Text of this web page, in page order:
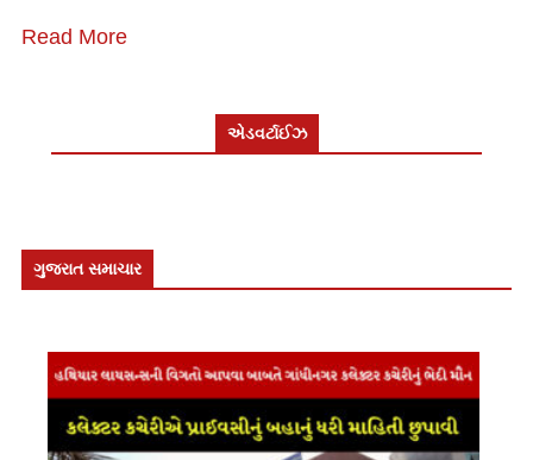
Read More
એડવર્ટાઈઝ
ગુજરાત સમાચાર